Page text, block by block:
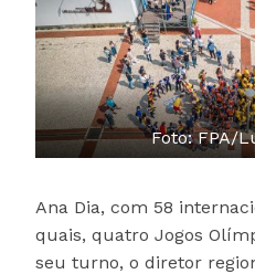
Foto: FPA/
Ana Dia, com 58
quais, quatro Jogos
seu turno, o diretor